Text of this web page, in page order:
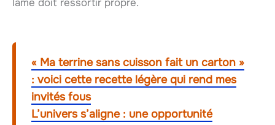
lame doit ressortir propre.
« Ma terrine sans cuisson fait un carton »
: voici cette recette légère qui rend mes
invités fous
L’univers s’aligne : une opportunité